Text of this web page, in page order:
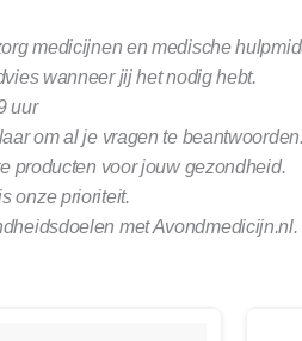
medicijnen en medische
wanneer jij het nodig hebt.
uur
om al je vragen te beantwoorden.
producten voor jouw gezondheid.
onze prioriteit.
met Avondmedicijn.nl.